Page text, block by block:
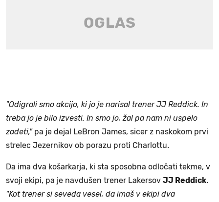
"Odigrali smo akcijo, ki jo je narisal trener JJ Reddick. In
treba jo je bilo izvesti. In smo jo, žal pa nam ni uspelo
zadeti,"pa je dejal LeBron James, sicer z naskokom prvi
strelec Jezernikov ob porazu proti Charlottu.
Da ima dva košarkarja, ki sta sposobna odločati tekme, v
svoji ekipi, pa je navdušen trener Lakersov JJ Reddick.
"Kot trener si seveda vesel, da imaš v ekipi dva